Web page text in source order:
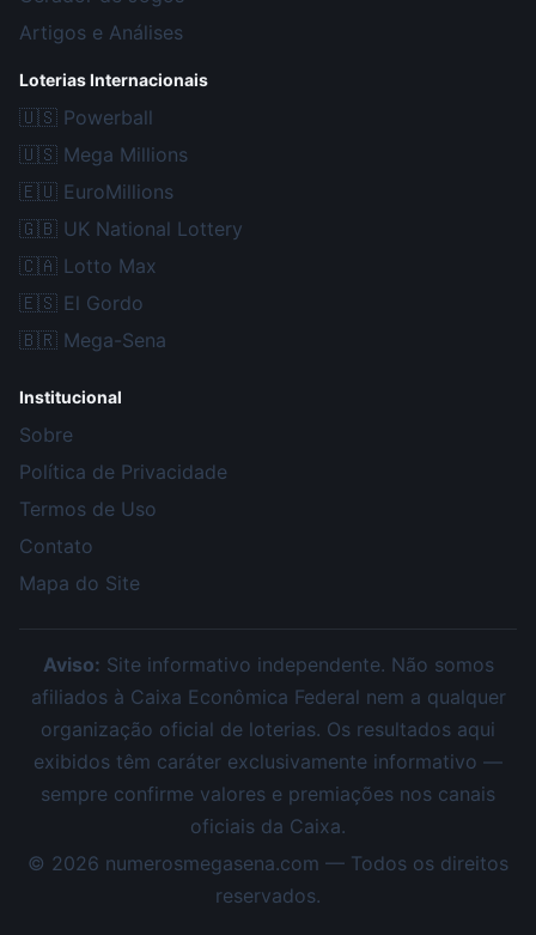
Artigos e Análises
Loterias Internacionais
🇺🇸 Powerball
🇺🇸 Mega Millions
🇪🇺 EuroMillions
🇬🇧 UK National Lottery
🇨🇦 Lotto Max
🇪🇸 El Gordo
🇧🇷 Mega-Sena
Institucional
Sobre
Política de Privacidade
Termos de Uso
Contato
Mapa do Site
Aviso: Site informativo independente. Não somos
afiliados à Caixa Econômica Federal nem a qualquer
organização oficial de loterias. Os resultados aqui
exibidos têm caráter exclusivamente informativo —
sempre confirme valores e premiações nos canais
oficiais da Caixa.
© 2026 numerosmegasena.com — Todos os direitos
reservados.